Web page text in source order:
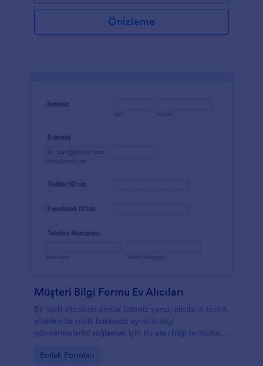
Önizleme
Müşteri Bilgi Formu Ev Alıcıları
Bir web sitesinde emlak listeniz varsa, alıcıların tercih
ettikleri bir mülk hakkında ayrıntılı bilgi
göndermelerini sağlamak için bu alıcı bilgi formunu
sayfası şablonu ayrıca satıcıların iletişim bilgilerini ve
Go to Category:
Emlak Formları